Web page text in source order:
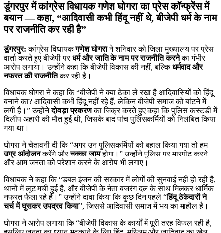
डूंगरपुर में कांग्रेस विधायक गणेश घोगरा का प्रेस कॉन्फ्रेंस में
बयान — कहा, “आदिवासी कभी हिंदू नहीं थे, बीजेपी धर्म के नाम
पर राजनीति कर रही है”
डूंगरपुर: कांग्रेस विधायकगणेश घोगराने शनिवार को जिला मुख्यालय पर प्रेस
वार्ता करते हुए बीजेपी परधर्म और जाति के नाम पर राजनीति करनेका गंभीर
आरोप लगाया। उन्होंने कहा कि बीजेपी विकास की नहीं, बल्किधर्मवाद और
नफरत की राजनीतिकर रही है।
विधायक घोगरा ने कहा कि “बीजेपी ने क्या ठेका ले रखा है आदिवासियों को हिंदू
बनाने का? आदिवासी कभी हिंदू नहीं रहे हैं, लेकिन बीजेपी समाज को बांटने में
लगी है।” उन्होंनेदोवड़ा प्रकरणका जिक्र करते हुए कहा कि पुलिस कस्टडी में
दिलीप अहारी की मौत हुई थी, जिसके बाद पांच पुलिसकर्मियों को निलंबित किया
गया था।
घोगरा ने चेतावनी दी कि “अगर उन पुलिसकर्मियों को बहाल किया गया तो हम
उग्र आंदोलनकरेंगे औरचक्का जामहोगा।” उन्होंने पुलिस पर मारपीट करने
और आम जनता को परेशान करने के आरोप भी लगाए।
विधायक ने कहा कि “डबल इंजन की सरकार में लोगों की सुनवाई नहीं हो रही है,
थानों में लूट मची हुई है, और बीजेपी के नेता बजरंग दल के साथ मिलकर धार्मिक
नफरत फैला रहे हैं।” उन्होंने दावा किया कि कुछ दिन पहले “हिंदू ठेकेदारों ने
चर्च में घुसकर उपद्रव किया”, जिससे आदिवासी समाज में भय का माहौल है।
घोगरा ने आरोप लगाया कि “बीजेपी विकास के कार्यों में पूरी तरह विफल रही है,